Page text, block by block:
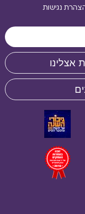
נגישות
אצלינו